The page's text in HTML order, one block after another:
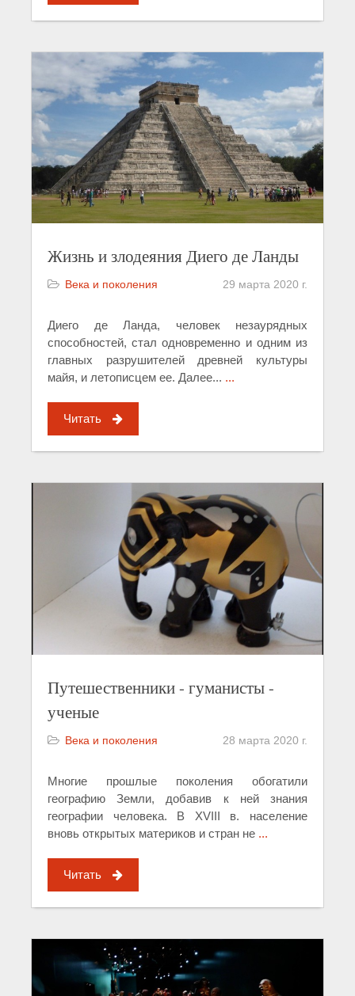
Жизнь и злодеяния Диего де Ланды
Века и поколения 29 марта 2020 г.
Диего де Ланда, человек незаурядных
способностей, стал одновременно и одним из
главных разрушителей древней культуры
майя, и летописцем ее. Далее... ...
Читать
Путешественники - гуманисты -
ученые
Века и поколения 28 марта 2020 г.
Многие прошлые поколения обогатили
географию Земли, добавив к ней знания
географии человека. В XVIII в. население
вновь открытых материков и стран не ...
Читать